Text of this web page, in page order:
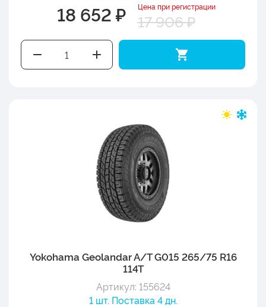
18 652 ₽ Цена при регистрации
17 906 ₽
Yokohama Geolandar A/T G015 265/75 R16
114T
Артикул: 155624
1 шт. Поставка 4 дн.